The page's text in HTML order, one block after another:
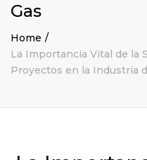
Gas
Home
La Importancia Vital de la
Proyectos en la Industria